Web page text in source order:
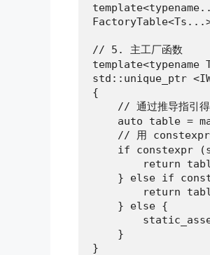
// 5. 主工厂函数
template<typename
std::unique_ptr
{
// 通过推导指引
auto table =
// 用 constexpr
if constexpr
return
} else if
return
    } else {
    }
}